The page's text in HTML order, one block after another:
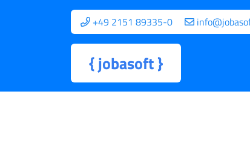
+49 2151 89335-0
{jobasoft}